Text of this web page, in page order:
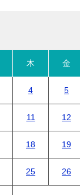
木 金
4 5
11 12
18 19
25 26